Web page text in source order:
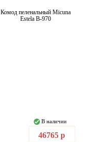
Комод пеленальный Micuna
Estela B-970
В наличии
46765 р